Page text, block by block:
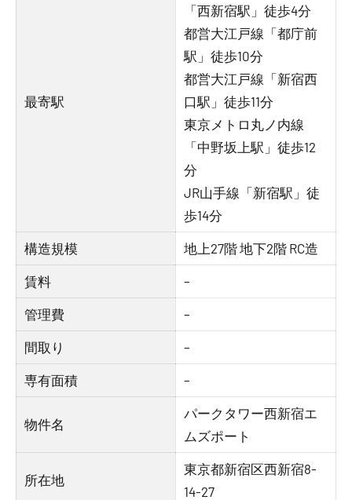
最寄駅
「西新宿駅」徒歩4分
都営大江戸線「都庁前
駅」徒歩10分
都営大江戸線「新宿西
口駅」徒歩11分
東京メトロ丸ノ内線
「中野坂上駅」徒歩12
分
JR山手線「新宿駅」徒
歩14分
構造規模 地上27階 地下2階 RC造
賃料 –
管理費 –
間取り –
専有面積 –
物件名
パークタワー西新宿エ
ムズポート
所在地
東京都新宿区西新宿8-
14-27